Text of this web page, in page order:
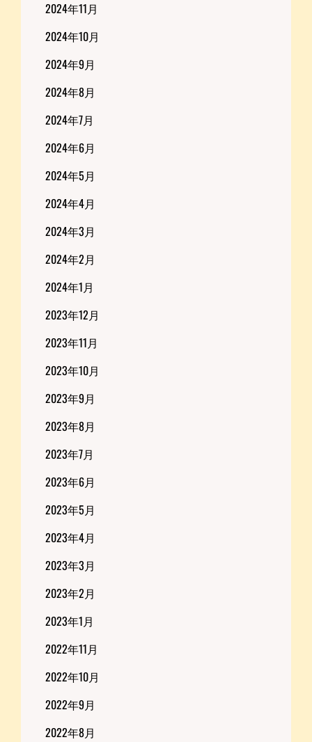
2024年11月
2024年10月
2024年9月
2024年8月
2024年7月
2024年6月
2024年5月
2024年4月
2024年3月
2024年2月
2024年1月
2023年12月
2023年11月
2023年10月
2023年9月
2023年8月
2023年7月
2023年6月
2023年5月
2023年4月
2023年3月
2023年2月
2023年1月
2022年11月
2022年10月
2022年9月
2022年8月